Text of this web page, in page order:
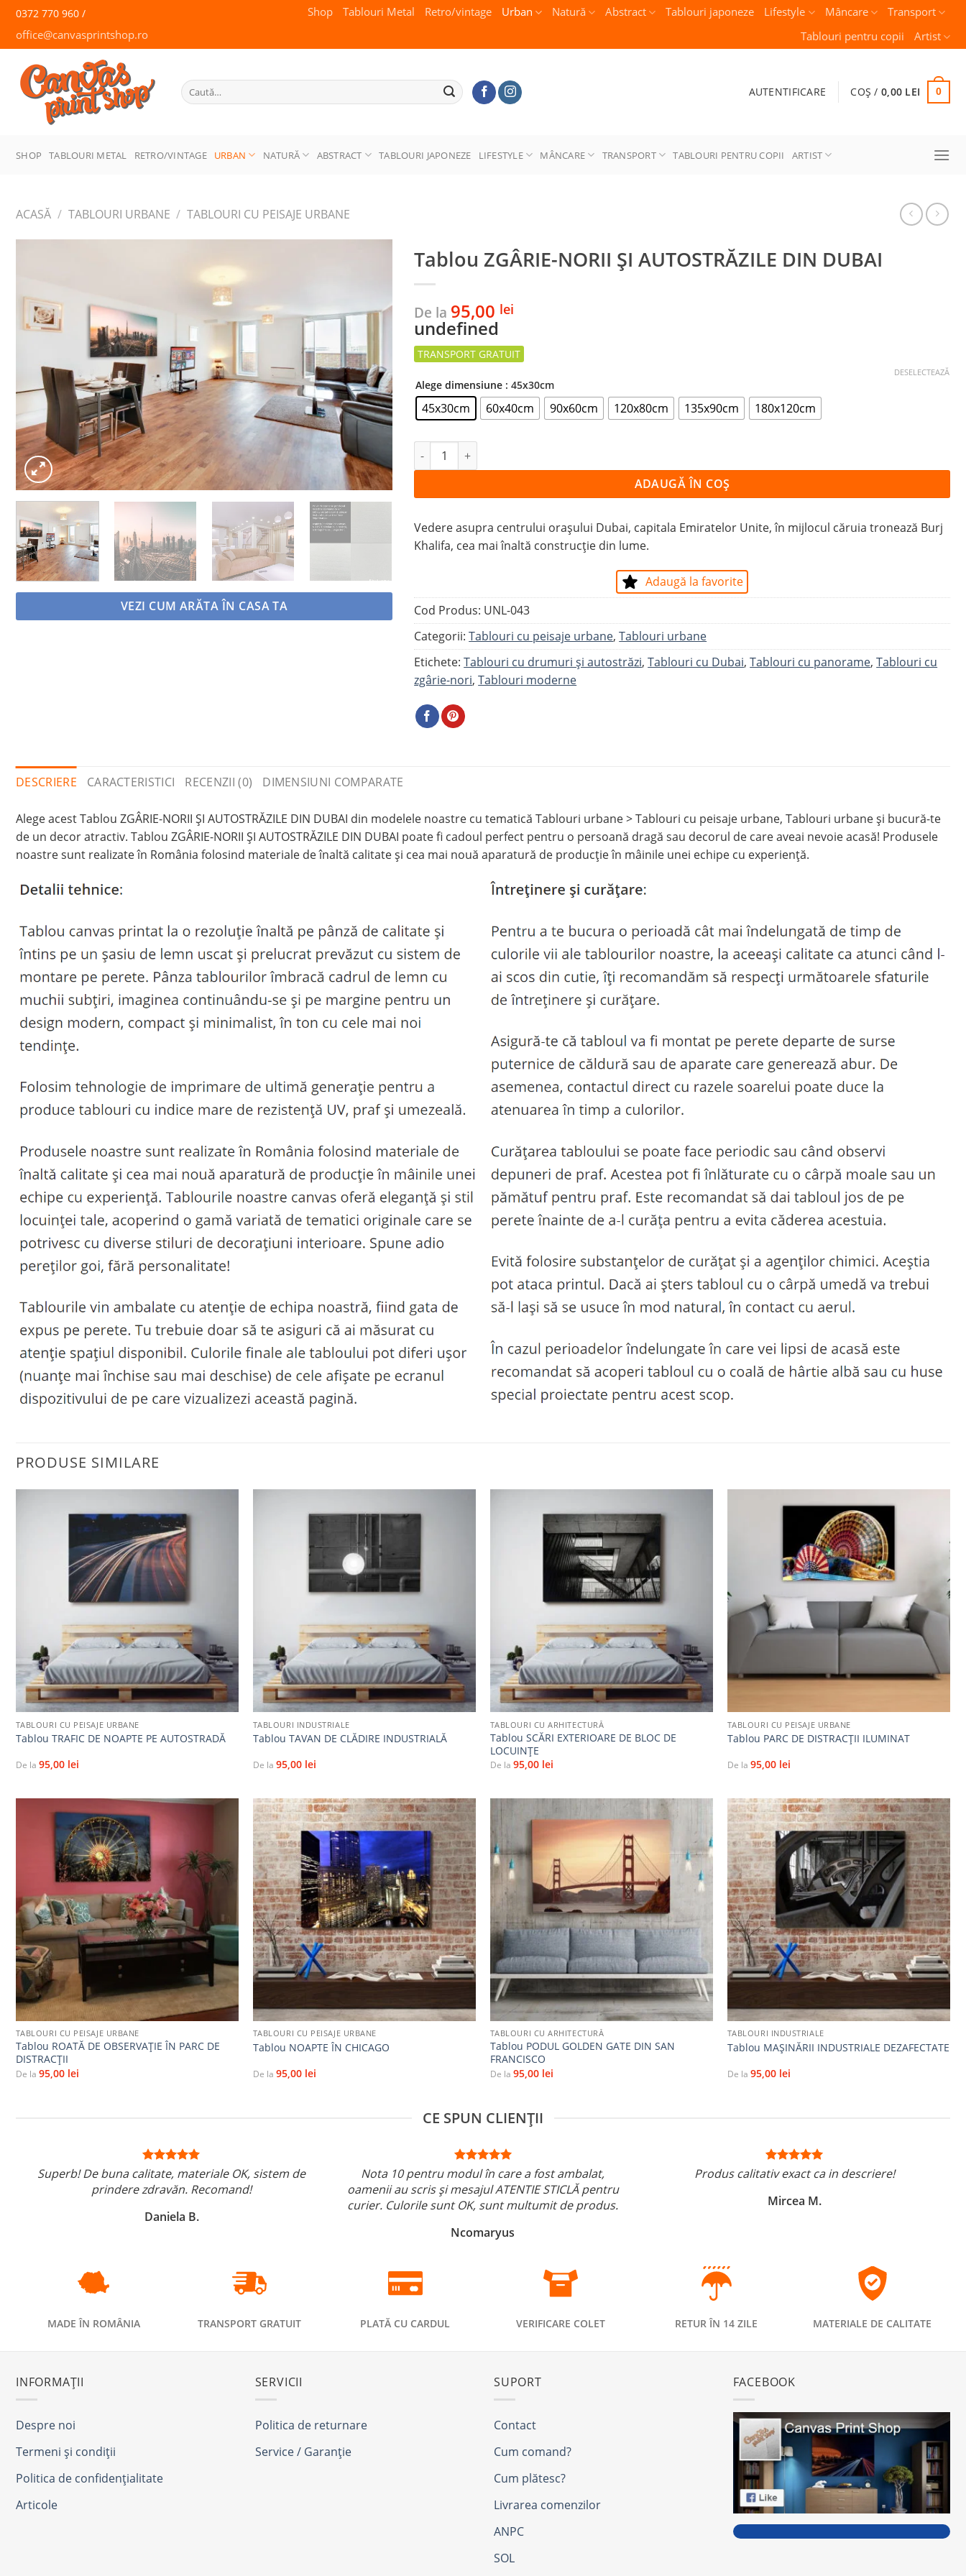
Skip
content
0372 770 960 /
office@canvasprintshop.ro
Shop Tablouri Metal Retro/vintage Urban Natură Abstract Tablouri japoneze Lifestyle Mâncare
Transport
Tablouri pentru copii
Artist
CANVAS
PRINT SHOP
Caută
după:
AUTENTIFICARE COȘ / 0,00 LEI 0
SHOP TABLOURI METAL RETRO/VINTAGE URBAN NATURĂ ABSTRACT TABLOURI JAPONEZE LIFESTYLE MÂNCARE TRANSPORT TABLOURI PENTRU COPII ARTIST
ACASĂ / TABLOURI URBANE / TABLOURI CU PEISAJE URBANE
Adaugă
VEZI CUM ARĂTA ÎN CASA TA
Tablou ZGÂRIE-NORII ȘI AUTOSTRĂZILE DIN DUBAI
De la 95,00 lei
undefined
Alege dimensiune : 45x30cm
45x30cm 60x40cm 90x60cm 120x80cm 135x90cm 180x120cm
DESELECTEAZĂ
Cantitate Tablou ZGÂRIE-NORII ȘI AUTOSTRĂZILE DIN DUBAI
ADAUGĂ ÎN COȘ
Vedere asupra centrului orașului Dubai, capitala Emiratelor Unite, în mijlocul căruia tronează Burj
Khalifa, cea mai înaltă construcție din lume.
Adaugă la favorite
Cod Produs: UNL-043
Categorii:Tablouri cu peisaje urbane,Tablouri urbane
Etichete:Tablouri cu drumuri și autostrăzi,Tablouri cu Dubai,Tablouri cu panorame,Tablouri cu
zgârie-nori,Tablouri moderne
DESCRIERE CARACTERISTICI RECENZII (0) DIMENSIUNI COMPARATE
Alege acest Tablou ZGÂRIE-NORII ȘI AUTOSTRĂZILE DIN DUBAI din modelele noastre cu tematică Tablouri urbane > Tablouri cu peisaje urbane, Tablouri urbane și bucură-te
de un decor atractiv. Tablou ZGÂRIE-NORII ȘI AUTOSTRĂZILE DIN DUBAI poate fi cadoul perfect pentru o persoană dragă sau decorul de care aveai nevoie acasă! Produsele
noastre sunt realizate în România folosind materiale de înaltă calitate și cea mai nouă aparatură de producție în mâinile unei echipe cu experiență.
PRODUSE SIMILARE
+
TABLOURI CU PEISAJE URBANE
Tablou TRAFIC DE NOAPTE PE AUTOSTRADĂ
De la 95,00 lei
+
TABLOURI INDUSTRIALE
Tablou TAVAN DE CLĂDIRE INDUSTRIALĂ
De la 95,00 lei
+
TABLOURI CU ARHITECTURĂ
Tablou SCĂRI EXTERIOARE DE BLOC DE
LOCUINȚE
De la 95,00 lei
TABLOURI CU PEISAJE URBANE
Tablou PARC DE DISTRACȚII ILUMINAT
De la 95,00 lei
Adaugă
la
favorite
+
TABLOURI CU PEISAJE URBANE
Tablou ROATĂ DE OBSERVAȚIE ÎN PARC DE
DISTRACȚII
De la 95,00 lei
Adaugă
la
favorite
TABLOURI CU PEISAJE URBANE
Tablou NOAPTE ÎN CHICAGO
De la 95,00 lei
Adaugă
la
favorite
+
TABLOURI CU ARHITECTURĂ
Tablou PODUL GOLDEN GATE DIN SAN
FRANCISCO
De la 95,00 lei
Adaugă
la
favorite
TABLOURI INDUSTRIALE
Tablou MAȘINĂRII INDUSTRIALE DEZAFECTATE
De la 95,00 lei
CE SPUN CLIENȚII
Superb! De buna calitate, materiale OK, sistem de
prindere zdravăn. Recomand!
Daniela B.
Nota 10 pentru modul în care a fost ambalat,
oamenii au scris și mesajul ATENTIE STICLĂ pentru
curier. Culorile sunt OK, sunt multumit de produs.
Ncomaryus
Produs calitativ exact ca in descriere!
Mircea M.
MADE ÎN ROMÂNIA TRANSPORT GRATUIT PLATĂ CU CARDUL VERIFICARE COLET RETUR ÎN 14 ZILE MATERIALE DE CALITATE
INFORMAȚII
Despre noi
Termeni și condiții
Politica de confidențialitate
Articole
SERVICII
Politica de returnare
Service / Garanție
SUPORT
Contact
Cum comand?
Cum plătesc?
Livrarea comenzilor
ANPC
SOL
FACEBOOK